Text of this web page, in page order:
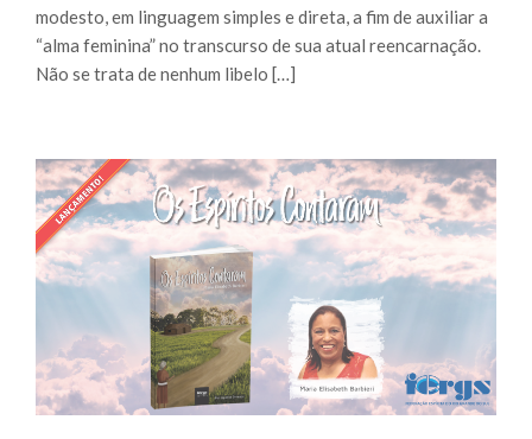
modesto, em linguagem simples e direta, a fim de auxiliar a
“alma feminina” no transcurso de sua atual reencarnação.
Não se trata de nenhum libelo […]